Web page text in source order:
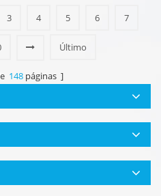
3 4 5 6 7
Último
148 páginas ]